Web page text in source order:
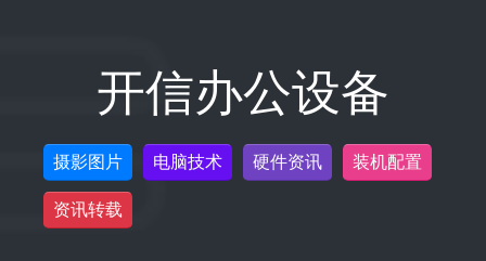
开信办公设备
摄影图片 电脑技术 硬件资讯 装机配置
资讯转载